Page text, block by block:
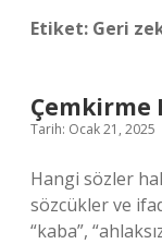
Etiket: Geri
Çemkirme
Tarih: Ocak 21, 2025
Hangi sözler
sözcükler ve
“kaba”,